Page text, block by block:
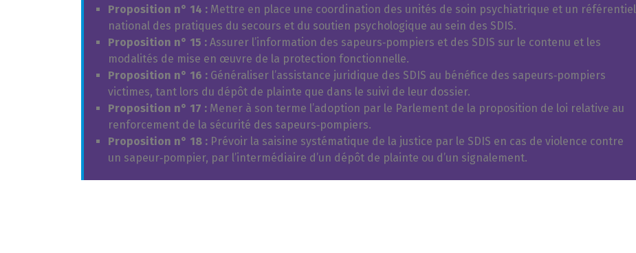
Proposition n° 14 : Mettre en place une coordination des unités de soin psychiatrique et un référentiel
national des pratiques du secours et du soutien psychologique au sein des SDIS.
Proposition n° 15 : Assurer l’information des sapeurs‑pompiers et des SDIS sur le contenu et les
modalités de mise en œuvre de la protection fonctionnelle.
Proposition n° 16 : Généraliser l’assistance juridique des SDIS au bénéfice des sapeurs‑pompiers
victimes, tant lors du dépôt de plainte que dans le suivi de leur dossier.
Proposition n° 17 : Mener à son terme l’adoption par le Parlement de la proposition de loi relative au
renforcement de la sécurité des sapeurs‑pompiers.
Proposition n° 18 : Prévoir la saisine systématique de la justice par le SDIS en cas de violence contre
un sapeur‑pompier, par l’intermédiaire d’un dépôt de plainte ou d’un signalement.